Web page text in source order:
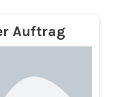
Auftrag